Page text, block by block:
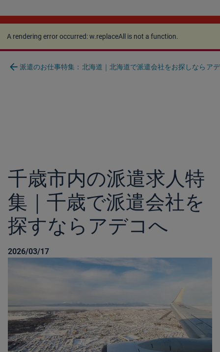
A rendering error occurred:w.replaceAll is not a
function.
A rendering error occurred:w.replaceAll is not a function.
arrow_back 派遣のお仕事特集：北海道｜北海道で派遣会社をお探しならア
千歳市内の派遣求人特
集｜千歳で派遣会社を
探すならアデコへ
2026/03/17